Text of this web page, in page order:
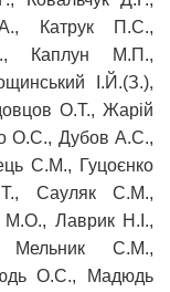
Катрук П.С.,
Каплун М.П.,
І.Й.(З.),
О.Т., Жарій
О.С., Дубов А.С.,
С.М., Гуцоєнко
Сауляк С.М.,
М.О., Лаврик Н.І.,
С.М.,
О.С., Мадюдь